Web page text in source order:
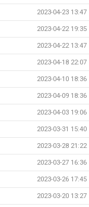
2023-04-23 13:47
2023-04-22 19:35
2023-04-22 13:47
2023-04-18 22:07
2023-04-10 18:36
2023-04-09 18:36
2023-04-03 19:06
2023-03-31 15:40
2023-03-28 21:22
2023-03-27 16:36
2023-03-26 17:45
2023-03-20 13:27